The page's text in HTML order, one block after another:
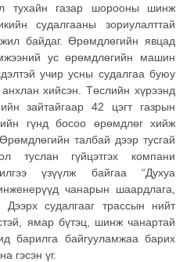
тухайн газар шорооны шинж
судалгааны зориулалттай
байдаг. Өрөмдлөгийн явцад
ус өрөмдлөгийн машин
учир усны судалгаа буюу
анхлан хийсэн. Төслийн хүрээнд
зайтайгаар 42 цэгт газрын
гүнд босоо өрөмдлөг хийж
талбай дээр тусгай
туслан гүйцэтгэх компани
үзүүлж байгаа “Духуа
чанарын шаардлага,
судалгааг трассын нийт
ямар бүтэц, шинж чанартай
барилга байгууламжаа барих
гэсэн үг.